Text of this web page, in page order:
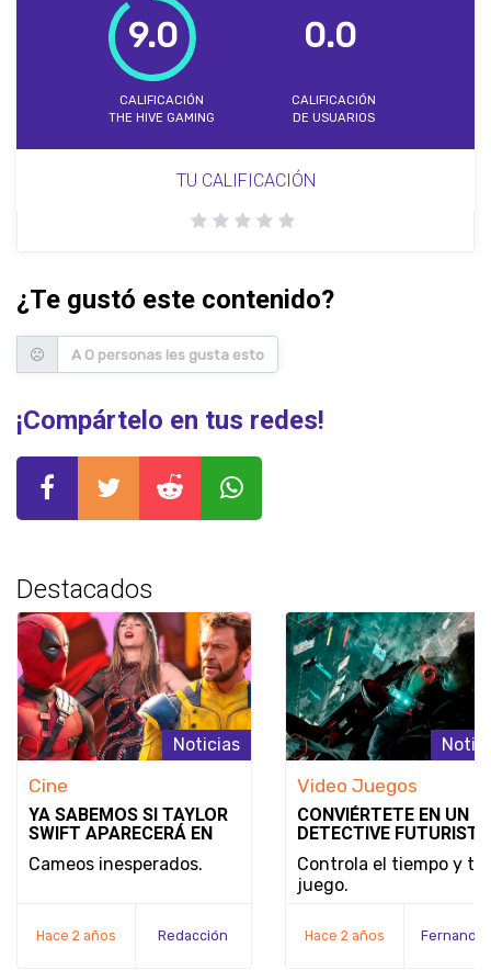
9.0
CALIFICACIÓN
THE HIVE GAMING
0.0
CALIFICACIÓN
DE USUARIOS
TU CALIFICACIÓN
¿Te gustó este contenido?
A 0 personas les gusta esto
¡Compártelo en tus redes!
Destacados
Noticias
Cine
YA SABEMOS SI TAYLOR
SWIFT APARECERÁ EN
DEADPOOL & WOLVERINE
Cameos inesperados.
Hace 2 años Redacción
Video Juegos
CONVIÉRTETE EN UN
DETECTIVE
SE REVELA EL MODO
JUEGO Y LA FECHA DE
LANZAMIENTO DE
Controla el tiempo y tu
juego.
Hace 2 años